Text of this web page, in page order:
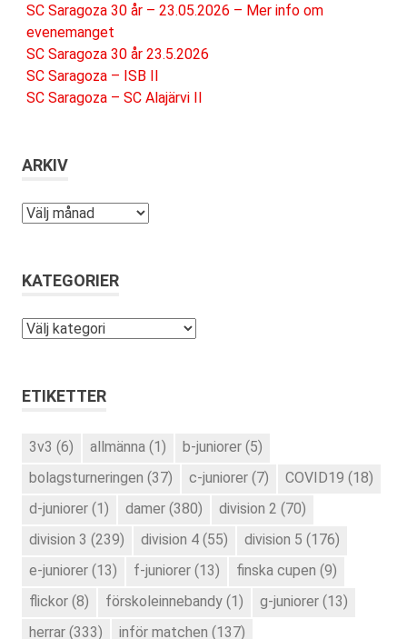
SC Saragoza 30 år – 23.05.2026 – Mer info om
evenemanget
SC Saragoza 30 år 23.5.2026
SC Saragoza – ISB II
SC Saragoza – SC Alajärvi II
ARKIV
Arkiv
KATEGORIER
Kategorier
ETIKETTER
3v3 (6) allmänna (1) b-juniorer (5)
bolagsturneringen (37) c-juniorer (7) COVID19 (18)
d-juniorer (1) damer (380) division 2 (70)
division 3 (239) division 4 (55) division 5 (176)
e-juniorer (13) f-juniorer (13) finska cupen (9)
flickor (8) förskoleinnebandy (1) g-juniorer (13)
herrar (333) inför matchen (137)